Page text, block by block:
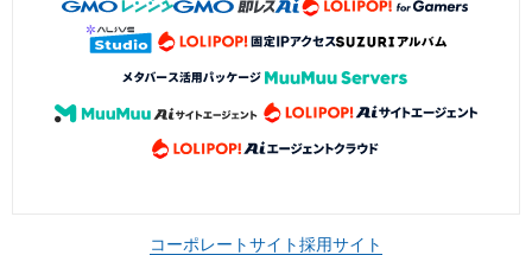
コーポレートサイト採用サイト